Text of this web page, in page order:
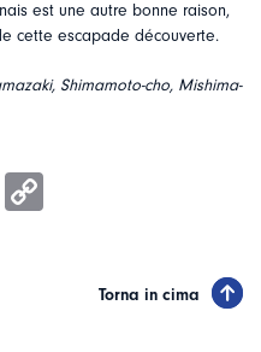
est une autre bonne raison,
cette escapade découverte.
Shimamoto-cho, Mishima-
Torna in cima